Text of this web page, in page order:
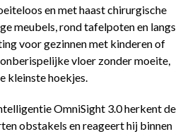
en met haast chirurgische
meubels, rond tafelpoten en langs
voor gezinnen met kinderen of
vloer zonder moeite,
kleinste hoekjes.
OmniSight 3.0 herkent de
obstakels en reageert hij binnen